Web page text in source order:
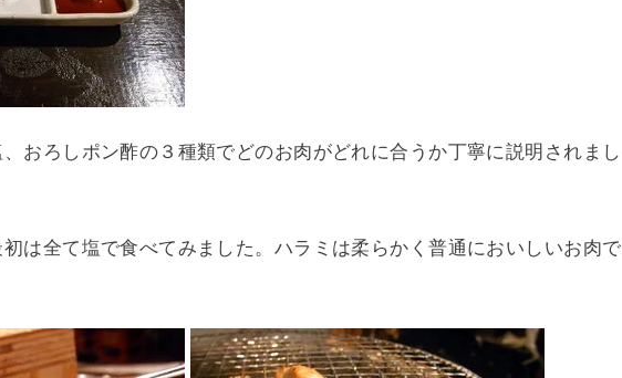
おろしポン酢の３種類でどのお肉がどれに合うか丁寧に説明されまし
は全て塩で食べてみました。ハラミは柔らかく普通においしいお肉で